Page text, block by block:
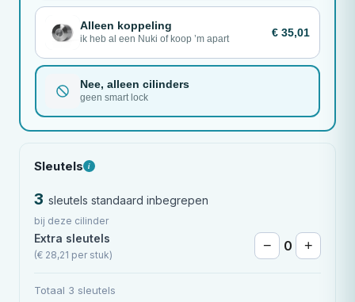
Alleen koppeling
ik heb al een Nuki of koop ’m apart
€ 35,01
Nee, alleen cilinders
geen smart lock
Sleutels i
3 sleutels standaard inbegrepen
bij deze cilinder
Extra sleutels
(€ 28,21 per stuk)
− 0 +
Totaal 3 sleutels